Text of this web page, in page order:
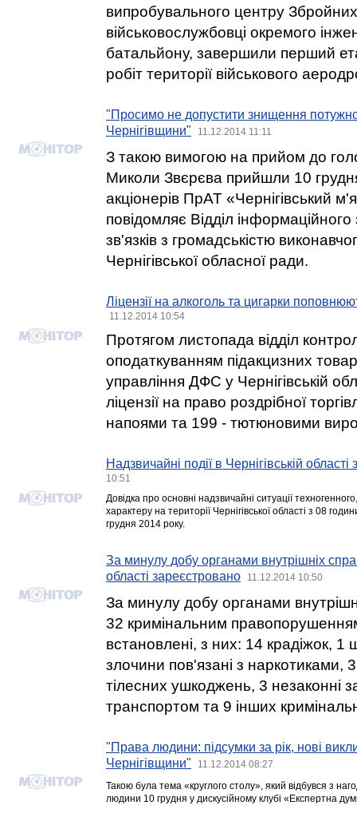
випробувального центру
військовослужбовці окремого
батальйону, завершили перший
робіт території військового
"Просимо не допустити знищення
Чернігівщини"
11.12.2014 11:11
З такою вимогою на прийом до
Миколи Звєрєва прийшли 10
акціонерів ПрАТ «Чернігівський
повідомляє Відділ
зв'язків з громадськістю
Чернігівської обласної ради.
Ліцензії на алкоголь та цигарки
11.12.2014 10:54
Протягом листопада відділ
оподаткуванням підакцизних
управління ДФС у Чернігівській
ліцензії на право роздрібної
напоями та 199 - тютюновими
Надзвичайні події в Чернігівській
10:51
Довідка про основні надзвичайні ситуації
характеру на території Чернігівської області з 08
грудня 2014 року.
За минулу добу органами внутрішніх
області зареєстровано
11.12.2014 10:50
За минулу добу органами
32 кримінальним правопорушенням
встановлені, з них: 14 крадіжок, 1
злочини пов'язані з наркотиками,
тілесних ушкоджень, 3 незаконні
транспортом та 9 інших
"Права людини: підсумки за рік, нові
Чернігівщини"
11.12.2014 08:27
Такою була тема «круглого столу», який відбувся з
людини 10 грудня у дискусійному клубі «Експертна